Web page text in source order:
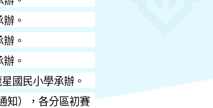
。
。
。
國民小學承辦。
知），各分區初賽